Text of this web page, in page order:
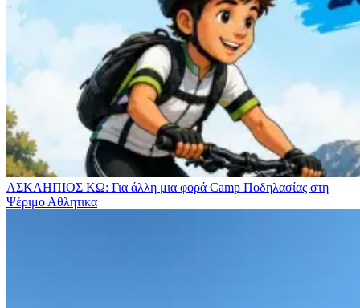
ΑΣΚΛΗΠΙΟΣ ΚΩ: Για άλλη μια φορά Camp Ποδηλασίας στη
Ψέριμο Αθλητικα